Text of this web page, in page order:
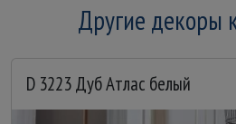
Другие декоры
D 3223 Дуб Атлас белый